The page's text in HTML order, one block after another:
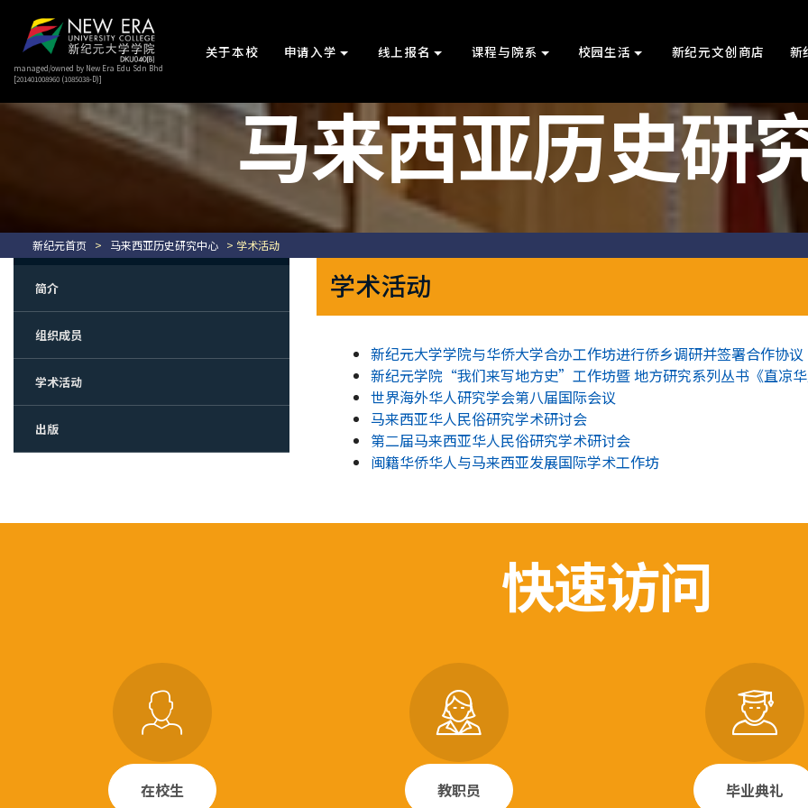
managed/owned by New Era Edu Sdn Bhd
[201401008960 (1085038-D)]
关于本校 申请入学 线上报名 课程与院系 校园生活 新纪元文创商店 新
马来西亚历史研
新纪元首页 > 马来西亚历史研究中心 > 学术活动
简介
组织成员
学术活动
出版
学术活动
新纪元大学学院与华侨大学合办工作坊进行侨乡调研并签署合作协议
新纪元学院“我们来写地方史”工作坊暨 地方研究系列丛书《直凉
世界海外华人研究学会第八届国际会议
马来西亚华人民俗研究学术研讨会
第二届马来西亚华人民俗研究学术研讨会
闽籍华侨华人与马来西亚发展国际学术工作坊
快速访问
在校生 教职员 毕业典礼